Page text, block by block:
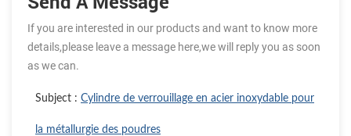
If you are interested in our products and want to know more
details,please leave a message here,we will reply you as soon
as we can.
Subject : Cylindre de verrouillage en acier inoxydable pour
la métallurgie des poudres